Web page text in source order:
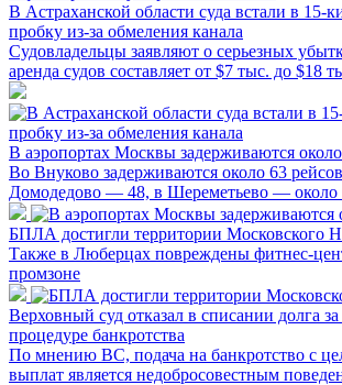
В Астраханской области суда встали в 15-
пробку из-за обмеления канала
Судовладельцы заявляют о серьезных
аренда судов составляет от $7 тыс. до $18
В аэропортах Москвы задерживаются
Во Внуково задерживаются около 63
Домодедово — 48, в Шереметьево — около
БПЛА достигли территории Московского
Также в Люберцах повреждены фитнес-
промзоне
Верховный суд отказал в списании долга
процедуре банкротства
По мнению ВС, подача на банкротство с
выплат является недобросовестным